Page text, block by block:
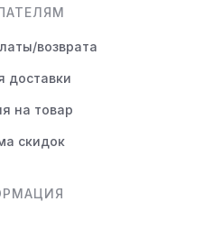
возврата
доставки
на товар
скидок